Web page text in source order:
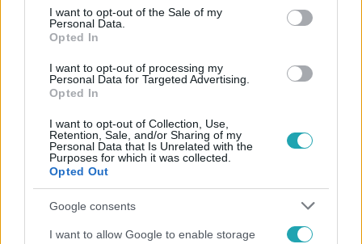
consent section.
I want to opt-out of the Sale of my
Personal Data.
Opted In
I want to opt-out of processing my
Personal Data for Targeted Advertising.
Opted In
I want to opt-out of Collection, Use,
Retention, Sale, and/or Sharing of my
Personal Data that Is Unrelated with the
Purposes for which it was collected.
Opted Out
Google consents
I want to allow Google to enable storage
Népszerű